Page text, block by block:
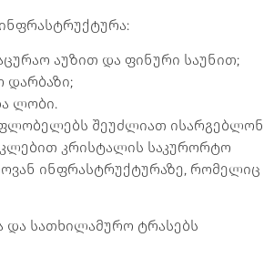
აუზით და ფინური საუნით;
დარბაზი;
ლობი.
შეუძლიათ ისარგებლონ
კრისტალის საკურორტო
ინფრასტრუქტურაზე, რომელიც
და სათხილამურო ტრასებს